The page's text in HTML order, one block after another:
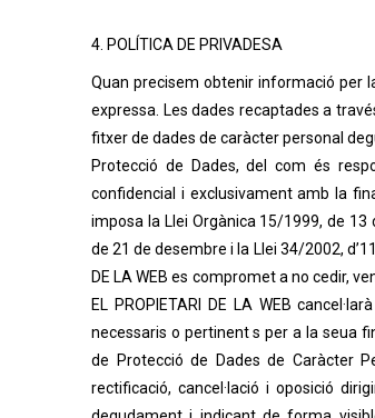
4. POLÍTICA DE PRIVADESA
Quan precisem obtenir informació per
expressa. Les dades recaptades a
fitxer de dades de caràcter personal
Protecció de Dades, del com és
confidencial i exclusivament amb la
imposa la Llei Orgànica 15/1999, de
de 21 de desembre i la Llei 34/2002,
DE LA WEB es compromet a no cedir,
EL PROPIETARI DE LA WEB
necessaris o pertinent s per a la seua
de Protecció de Dades de Caràcter
rectificació, cancel·lació i oposició